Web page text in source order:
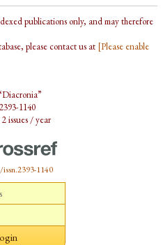
publications only, and may therefore
please contact us at [Please enable
1140
issues / year
1140